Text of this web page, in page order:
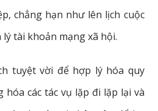
chẳng hạn như lên lịch cuộc
tài khoản mạng xã hội.
tuyệt vời để hợp lý hóa quy
các tác vụ lặp đi lặp lại và